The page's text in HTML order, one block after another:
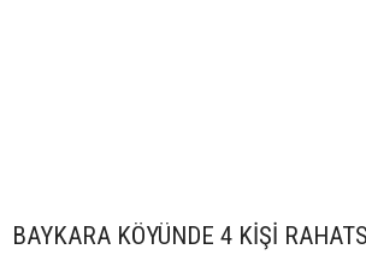
BAYKARA KÖYÜNDE 4 KİŞİ